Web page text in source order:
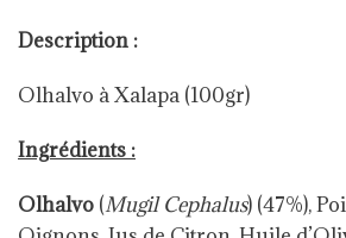
Description :
Olhalvo à Xalapa (100gr)
Ingrédients :
Olhalvo (Mugil Cephalus) (47%),